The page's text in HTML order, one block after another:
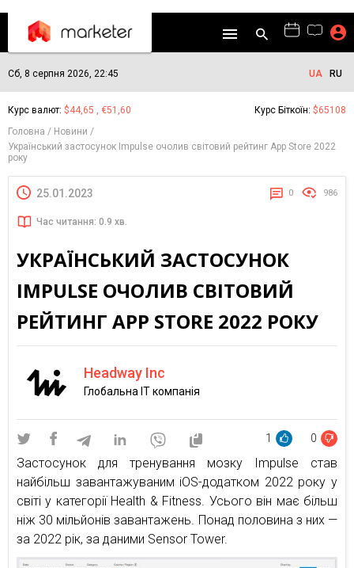
Сб, 8 серпня 2026, 22:45 UA RU
Курс валют: $44,65 , €51,60 Курс Біткоїн: $65108
Головна
Новини
Український застосунок Impulse очолив світовий рейтинг App Store 2022
року
25.01.2023 0 986
Час читання: 0.9 хв.
УКРАЇНСЬКИЙ ЗАСТОСУНОК
IMPULSE ОЧОЛИВ СВІТОВИЙ
РЕЙТИНГ APP STORE 2022 РОКУ
Headway Inc
Глобальна IT компанія
1 0
Застосунок для тренування мозку Impulse став
найбільш завантажуваним iOS-додатком 2022 року у
світі у категорії Health & Fitness. Усього він має більш
ніж 30 мільйонів завантажень. Понад половина з них —
за 2022 рік, за даними Sensor Tower.